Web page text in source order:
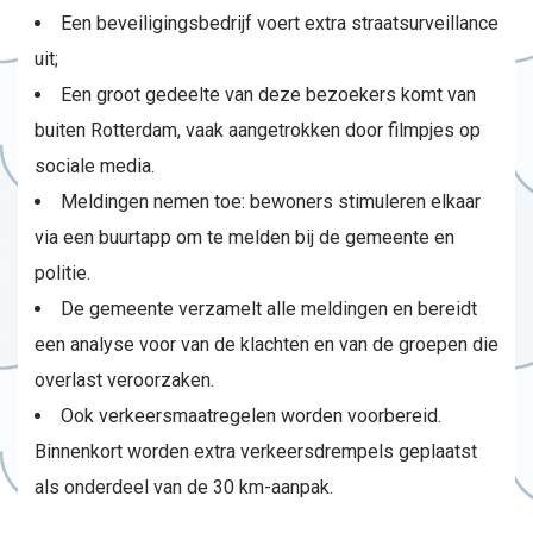
Een beveiligingsbedrijf voert extra straatsurveillance
uit;
Een groot gedeelte van deze bezoekers komt van
buiten Rotterdam, vaak aangetrokken door filmpjes op
sociale media.
Meldingen nemen toe: bewoners stimuleren elkaar
via een buurtapp om te melden bij de gemeente en
politie.
De gemeente verzamelt alle meldingen en bereidt
een analyse voor van de klachten en van de groepen die
overlast veroorzaken.
Ook verkeersmaatregelen worden voorbereid.
Binnenkort worden extra verkeersdrempels geplaatst
als onderdeel van de 30 km-aanpak.